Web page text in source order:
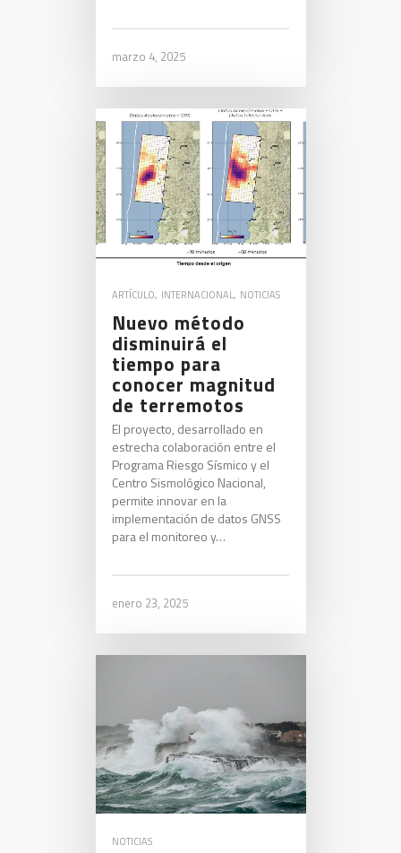
marzo 4, 2025
ARTÍCULO, INTERNACIONAL, NOTICIAS
Nuevo método
disminuirá el
tiempo para
conocer magnitud
de terremotos
El proyecto, desarrollado en
estrecha colaboración entre el
Programa Riesgo Sísmico y el
Centro Sismológico Nacional,
permite innovar en la
implementación de datos GNSS
para el monitoreo y…
enero 23, 2025
NOTICIAS